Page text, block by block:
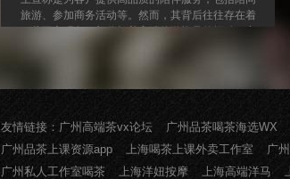
旅游、参加商务活动等。然而，其背后往往存在着
一些不良现象。部分打着高端伴游旗号的招聘，实
聘。这些求职者中不乏年轻人，他们怀揣着美好的
梦想来到...
友情链接： 广州高端茶vx论坛 广州品茶喝茶海选WX
广州品茶上课资源app
上海喝茶上课外卖工作室 广
广州私人工作室喝茶
上海洋妞按摩 上海高端洋马